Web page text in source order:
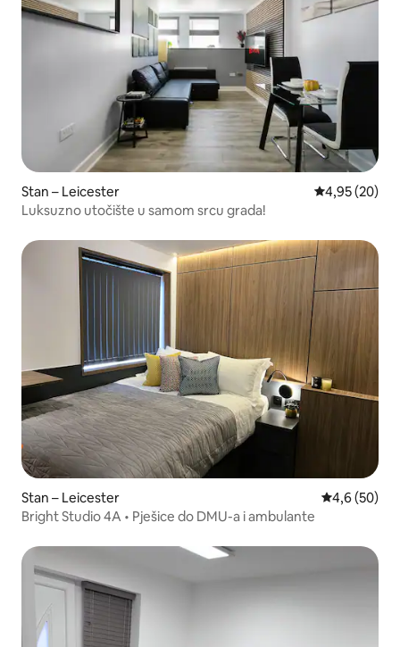
Stan – Leicester Prosječna
4,95 (20)
Luksuzno utočište u samom srcu grada!
Stan – Leicester Prosječna
4,6 (50)
Bright Studio 4A • Pješice do DMU-a i ambulante